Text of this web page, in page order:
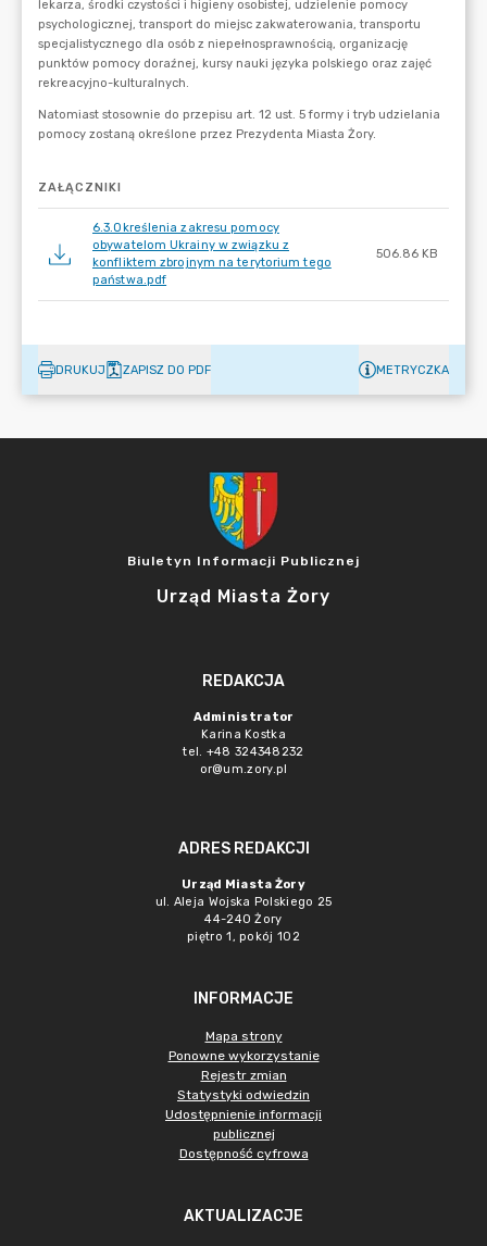
ZAŁĄCZNIKI
6.3.Określenia zakresu pomocy
obywatelom Ukrainy w związku z
konfliktem zbrojnym na terytorium tego
państwa.pdf
506.86 KB
DRUKUJ ZAPISZ DO PDF METRYCZKA
Biuletyn Informacji Publicznej
Urząd Miasta Żory
REDAKCJA
Administrator
Karina Kostka
tel. +48 324348232
or@um.zory.pl
ADRES REDAKCJI
Urząd Miasta Żory
ul. Aleja Wojska Polskiego 25
44-240 Żory
piętro 1, pokój 102
INFORMACJE
Mapa strony
Ponowne wykorzystanie
Rejestr zmian
Statystyki odwiedzin
Udostępnienie informacji
publicznej
Dostępność cyfrowa
AKTUALIZACJE